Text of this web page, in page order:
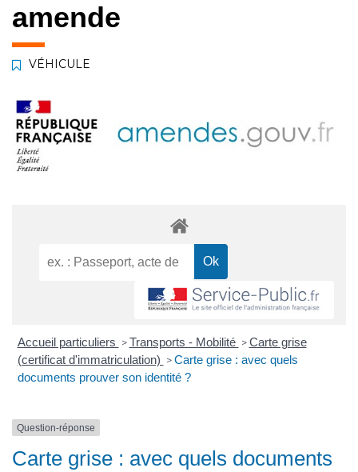
amende
VÉHICULE
Accueil particuliers > Transports - Mobilité > Carte grise
(certificat d'immatriculation) > Carte grise : avec quels
documents prouver son identité ?
Question-réponse
Carte grise : avec quels documents